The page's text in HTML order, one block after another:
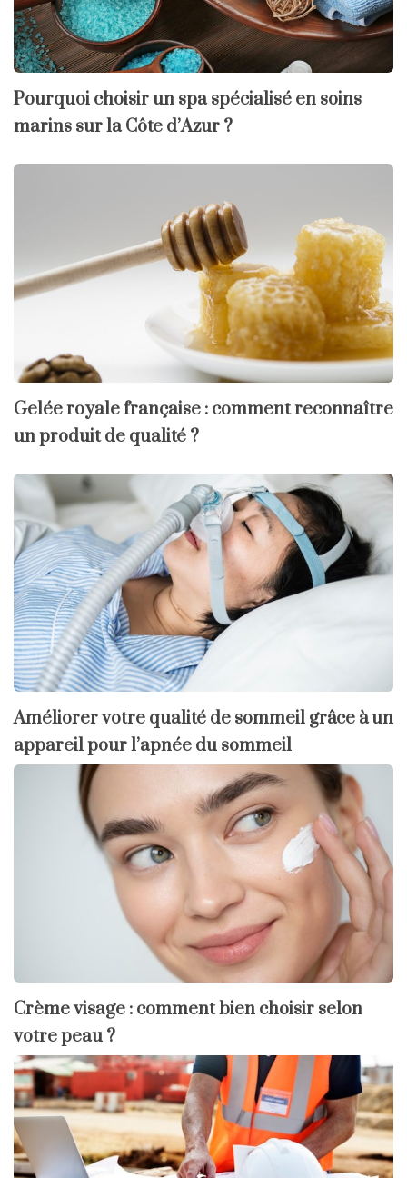
Pourquoi choisir un spa spécialisé en soins
marins sur la Côte d’Azur ?
Gelée royale française : comment reconnaître
un produit de qualité ?
Améliorer votre qualité de sommeil grâce à un
appareil pour l’apnée du sommeil
Crème visage : comment bien choisir selon
votre peau ?